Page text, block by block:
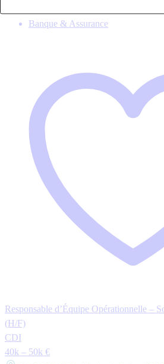
Banque & Assurance
Responsable d’Équipe Opérationnelle –
(H/F)
CDI
40k – 50k €